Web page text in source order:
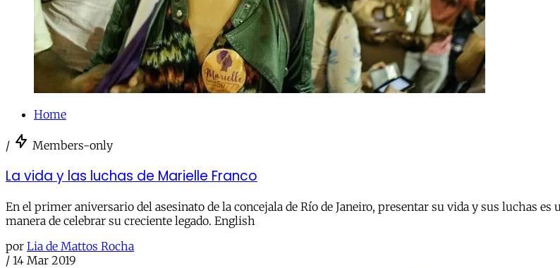
Home
/ Members-only
La vida y las luchas de Marielle Franco
En el primer aniversario del asesinato de la concejala de Río de Janeiro, presentar su vida y sus luchas
manera de celebrar su creciente legado. English
por Lia de Mattos Rocha
/ 14 Mar 2019